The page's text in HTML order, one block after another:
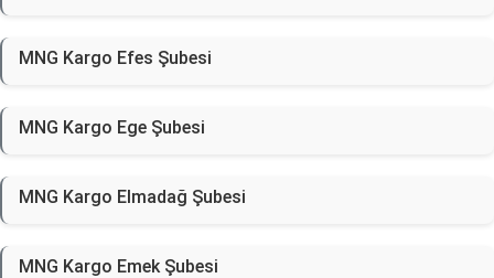
MNG Kargo Efes Şubesi
MNG Kargo Ege Şubesi
MNG Kargo Elmadağ Şubesi
MNG Kargo Emek Şubesi